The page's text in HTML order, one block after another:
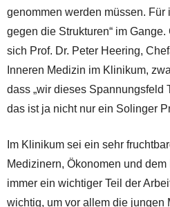
genommen werden müssen. Für
gegen die Strukturen“ im
sich Prof. Dr. Peter Heering,
Inneren Medizin im Klinikum,
dass „wir dieses Spannungsfeld
das ist ja nicht nur ein Solinger
Im Klinikum sei ein sehr
Medizinern, Ökonomen und
immer ein wichtiger Teil der
wichtig, um vor allem die jungen